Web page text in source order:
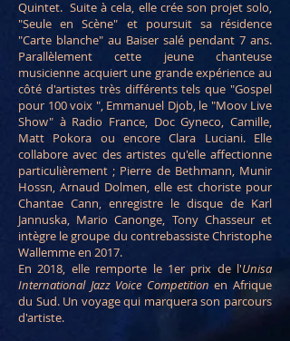
Quintet.Suite à cela, elle crée son projet solo,
"Seule en Scène" et poursuit sa résidence
"Carte blanche" au Baiser salé pendant 7 ans.
Parallèlement cette jeune chanteuse
musicienne acquiert une grande expérience au
côté d'artistes très différents tels que "Gospel
pour 100 voix ", Emmanuel Djob, le "Moov Live
Show" à Radio France, Doc Gyneco, Camille,
Matt Pokora ou encore Clara Luciani. Elle
collabore avec des artistes qu'elle affectionne
particulièrement ; Pierre de Bethmann, Munir
Hossn, Arnaud Dolmen, elle est choriste pour
Chantae Cann, enregistre le disque de Karl
Jannuska, Mario Canonge, Tony Chasseur et
intègre le groupe du contrebassiste Christophe
Wallemme en 2017.
En 2018, elle remporte le 1er prix de l'Unisa
International Jazz Voice Competition en Afrique
du Sud. Un voyage qui marquera son parcours
d'artiste.